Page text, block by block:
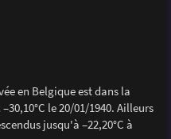
en Belgique est dans la
le 20/01/1940. Ailleurs
jusqu'à –22,20°C à